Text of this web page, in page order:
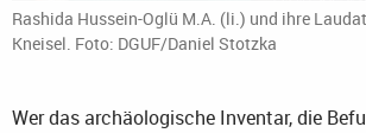
Rashida Hussein-Oglü M.A. (li.) und ihre
Kneisel. Foto: DGUF/Daniel Stotzka
Wer das archäologische Inventar, die